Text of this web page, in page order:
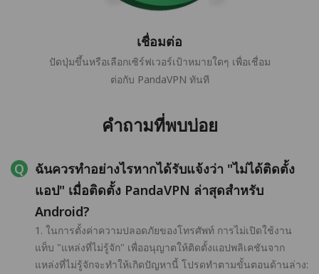
เชื่อมต่อ
ปัดปุ่มขึ้นหรือเลือกเซิร์ฟเวอร์เป้าหมายใดๆ เพื่อเชื่อม
ต่อกับ PandaVPN ทันที
คำถามที่พบบ่อย
ฉันควรทำอย่างไรหากได้รับแจ้งว่า "ไม่ได้ติดตั้ง
แอป" เมื่อติดตั้ง PandaVPN ล่าสุดสำหรับ
Android?
1. ในการตั้งค่าความปลอดภัยของโทรศัพท์ การไม่เปิดใช้งาน
แท็บ "แหล่งที่ไม่รู้จัก" เพื่ออนุญาตให้ติดตั้งแอปพลิเคชันจาก
แหล่งที่ไม่รู้จักจะทำให้เกิดปัญหานี้ โปรดทำตามขั้นตอนด้านล่าง: